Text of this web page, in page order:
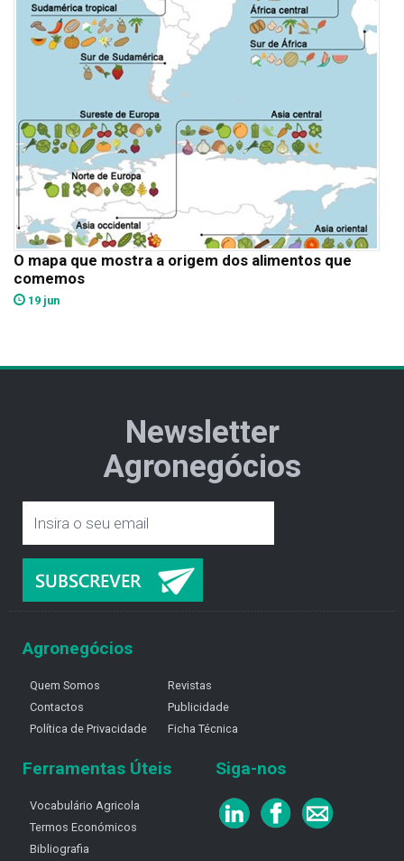
O mapa que mostra a origem dos alimentos que
comemos
19 jun
Newsletter
Agronegócios
Agronegócios
Quem Somos
Contactos
Política de Privacidade
Revistas
Publicidade
Ficha Técnica
Ferramentas Úteis
Vocabulário Agricola
Termos Económicos
Bibliografia
Siga-nos